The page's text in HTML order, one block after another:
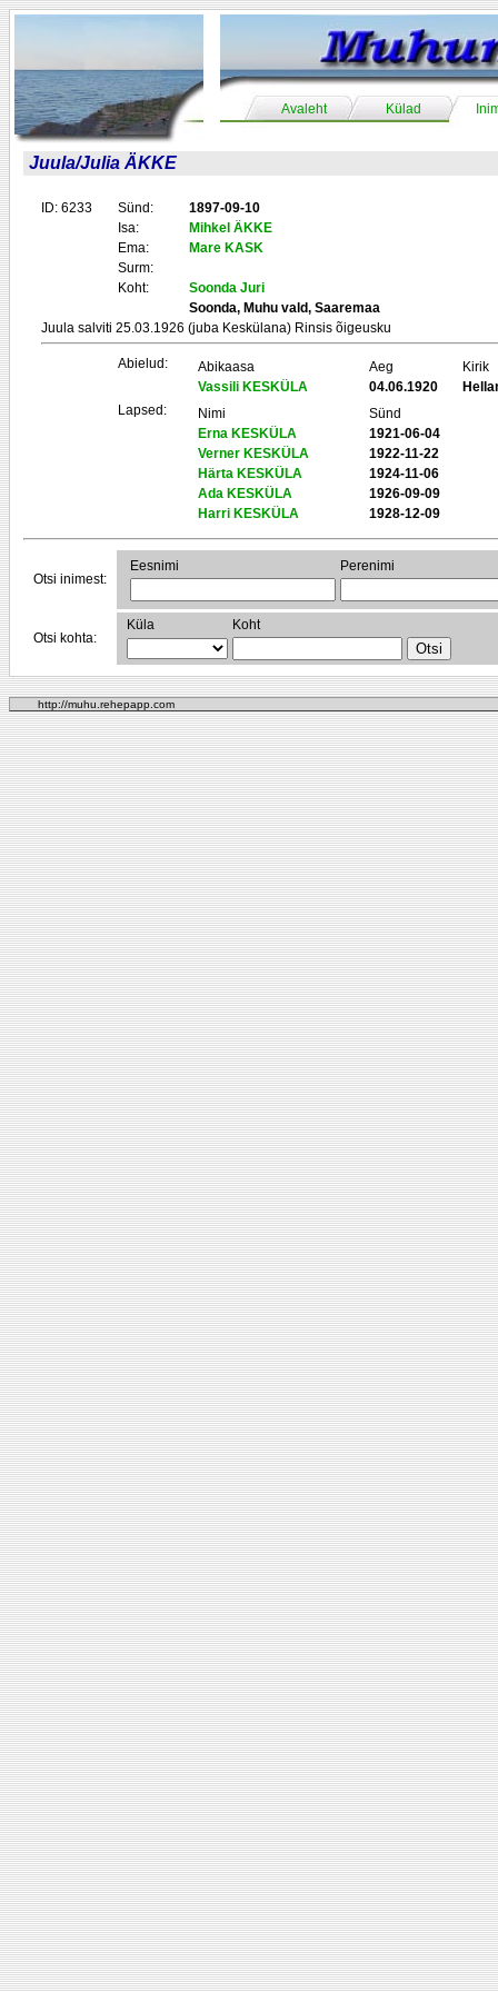
Avaleht Külad
Juula/Julia ÄKKE
ID: 6233 Sünd:
1897-09-10
Isa:
Mihkel ÄKKE
Ema:
Mare KASK
Surm:
Koht:
Soonda Juri
Soonda, Muhu vald, Saaremaa
Juula salviti 25.03.1926 (juba Keskülana) Rinsis õigeusku
Abielud: Abikaasa Aeg
Kirik
Vassili KESKÜLA
04.06.1920
Lapsed:
Nimi
Sünd
Erna KESKÜLA
1921-06-04
Verner KESKÜLA
1922-11-22
Härta KESKÜLA
1924-11-06
Ada KESKÜLA
1926-09-09
Harri KESKÜLA
1928-12-09
Otsi inimest:
Eesnimi Perenimi
Otsi kohta:
Küla Koht
http://muhu.rehepapp.com